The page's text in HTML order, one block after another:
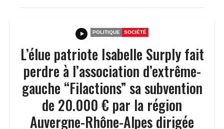
POLITIQUE SOCIÉTÉ
L’élue patriote Isabelle Surply fait
perdre à l’association d’extrême-
gauche “Filactions” sa subvention
de 20.000 € par la région
Auvergne-Rhône-Alpes dirigée